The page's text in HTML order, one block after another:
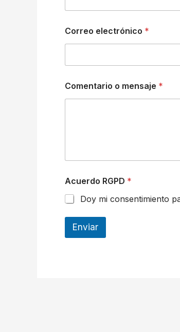
Correo electrónico *
Comentario o mensaje *
Acuerdo RGPD *
Doy mi consentimiento
Enviar